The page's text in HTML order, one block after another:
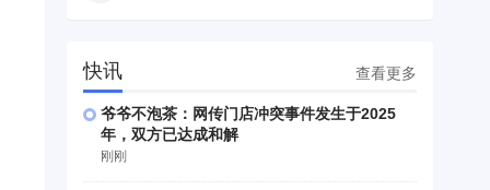
快讯 查看更多
爷爷不泡茶：网传门店冲突事件发生于2025
年，双方已达成和解
刚刚